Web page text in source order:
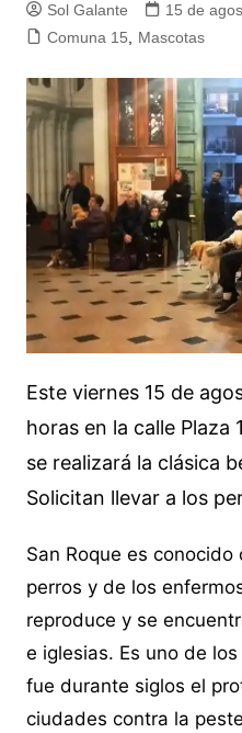
Sol Galante
15 de
Comuna 15
Mascotas
Este viernes 15 de
horas en la calle Plaza
se realizará la clásica
Solicitan llevar a los
San Roque es
perros y de los
reproduce y se
e iglesias. Es uno de
fue durante siglos el
ciudades contra la